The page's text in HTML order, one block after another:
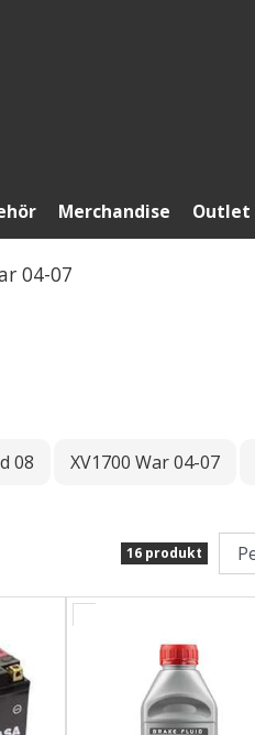
Merchandise Outlet
04-07
08 XV1700 War 04-07
16 produkt